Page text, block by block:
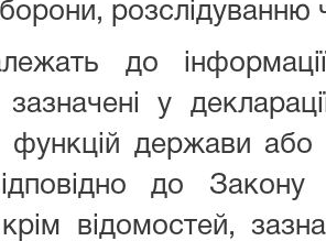
розслідуванню
до
зазначені у
функцій держави або
до Закону
крім відомостей,